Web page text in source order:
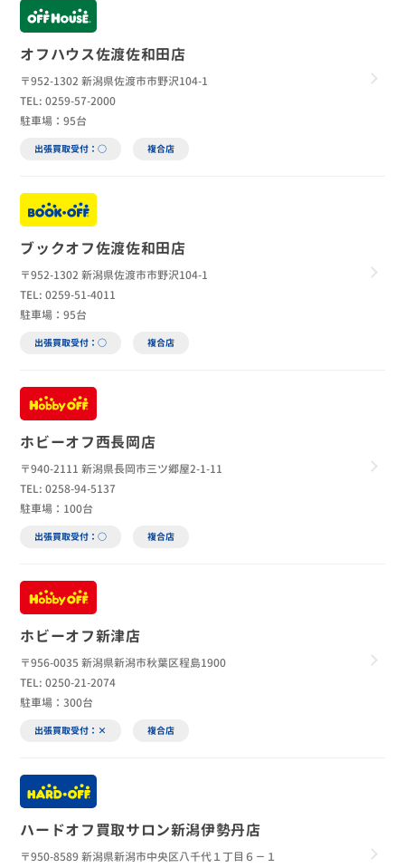
オフハウス佐渡佐和田店
〒952-1302 新潟県佐渡市市野沢104-1
TEL: 0259-57-2000
駐車場：95台
出張買取受付：○ 複合店
ブックオフ佐渡佐和田店
〒952-1302 新潟県佐渡市市野沢104-1
TEL: 0259-51-4011
駐車場：95台
出張買取受付：○ 複合店
ホビーオフ西長岡店
〒940-2111 新潟県長岡市三ツ郷屋2-1-11
TEL: 0258-94-5137
駐車場：100台
出張買取受付：○ 複合店
ホビーオフ新津店
〒956-0035 新潟県新潟市秋葉区程島1900
TEL: 0250-21-2074
駐車場：300台
出張買取受付：× 複合店
ハードオフ買取サロン新潟伊勢丹店
〒950-8589 新潟県新潟市中央区八千代１丁目６－１